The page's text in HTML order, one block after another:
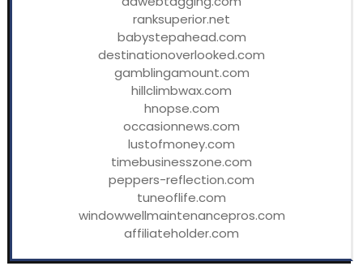
ranksuperior.net
babystepahead.com
destinationoverlooked.com
gamblingamount.com
hillclimbwax.com
hnopse.com
occasionnews.com
lustofmoney.com
timebusinesszone.com
peppers-reflection.com
tuneoflife.com
windowwellmaintenancepros.com
affiliateholder.com